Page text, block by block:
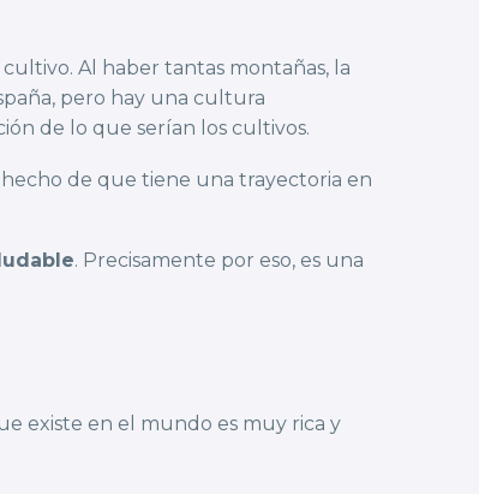
Al haber tantas montañas, la
pero hay una cultura
de lo que serían los cultivos.
de que tiene una trayectoria en
. Precisamente por eso, es una
existe en el mundo es muy rica y